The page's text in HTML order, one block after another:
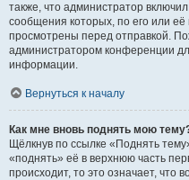
также, что администратор
сообщения которых, по его или
просмотрены перед отправкой.
администратором конференции
информации.
Вернуться к началу
Как мне вновь поднять мою
Щёлкнув по ссылке «Поднять
«поднять» её в верхнюю часть
происходит, то это означает, что